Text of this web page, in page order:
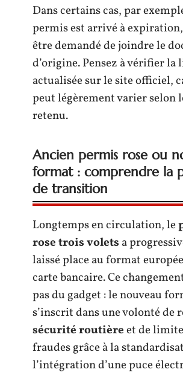
Dans certains cas, par
permis est arrivé à
être demandé de joindre le
d’origine. Pensez à vérifier la
actualisée sur le site officiel,
peut légèrement varier selon
retenu.
Ancien permis rose ou
format : comprendre la
de transition
Longtemps en circulation, le
rose trois volets a
laissé place au format
carte bancaire. Ce
pas du gadget : le nouveau
s’inscrit dans une volonté de
sécurité routièreet de
fraudes grâce à la
l’intégration d’une puce